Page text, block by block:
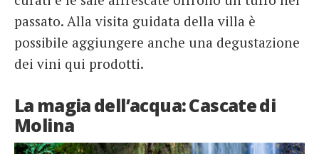
passato. Alla visita guidata della villa è
possibile aggiungere anche una degustazione
dei vini qui prodotti.
La magia dell’acqua: Cascate di
Molina